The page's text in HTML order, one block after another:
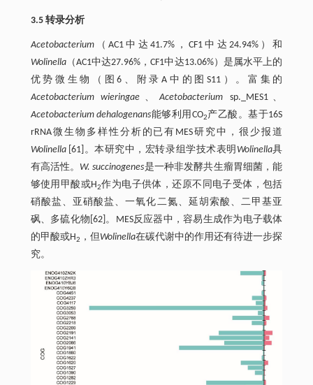
3.5 转录分析
Acetobacterium（AC1中达41.7%，CF1中达24.94%）和
Wolinella（AC1中达27.96%，CF1中达13.06%）是属水平上的
优势微生物（图6、附录A中的图S11）。富集的
Acetobacterium wieringae 、Acetobacteriumsp._MES1、
Acetobacterium dehalogenans能够利用CO2产乙酸。基于16S
rRNA微生物多样性分析的已有MES研究中，很少报道
Wolinella [61]。本研究中，宏转录组学技术表明 Wolinella具
有高活性。W. succinogenes是一种非发酵共生瘤胃细菌，能
够使用甲酸或H2作为电子供体，还原不同电子受体，包括
硝酸盐、亚硝酸盐、一氧化二氮、延胡索酸、二甲基亚
砜、多硫化物[62]。MES反应器中，容易生成作为电子载体
的甲酸或H2 ，但Wolinella在碳代谢中的作用还有待进一步探
究。